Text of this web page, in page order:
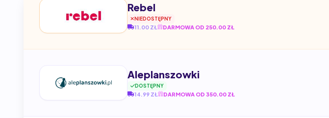
Rebel
NIEDOSTĘPNY
11.00 ZŁ DARMOWA OD 250.00 ZŁ
Aleplanszowki
DOSTĘPNY
14.99 ZŁ DARMOWA OD 350.00 ZŁ